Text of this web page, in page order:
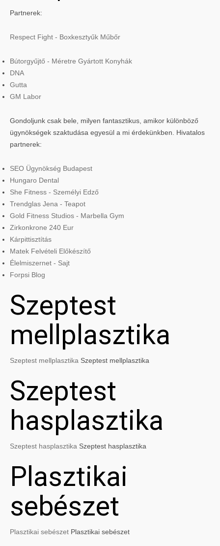
Partnerek:
Respect Fight - Boxkesztyűk Műbőr
Bútorgyűjtő - Méretre Gyártott Konyhák
DNA
Gutta
GM Labor
Gondoljunk csak bele, milyen fantasztikus, amikor különböző
ügynökségek szaktudása egyesül a mi érdekünkben. Hivatalos
partnerek:
SEO Ügynökség Budapest
Hungaro Dental
She Fitness - Személyi Edző
Trendglas Jena - Teapot
Gold Fitness Studios - Marbella Gym
Zirkonkrone 240 Eur
Kárpittisztítás
Matek Felvételi Előkészítő
Élelmiszernet - Sajt
Forpsi Blog
Szeptest
mellplasztika
Szeptest mellplasztika Szeptest mellplasztika
Szeptest
hasplasztika
Szeptest hasplasztika Szeptest hasplasztika
Plasztikai
sebészet
Plasztikai sebészet Plasztikai sebészet